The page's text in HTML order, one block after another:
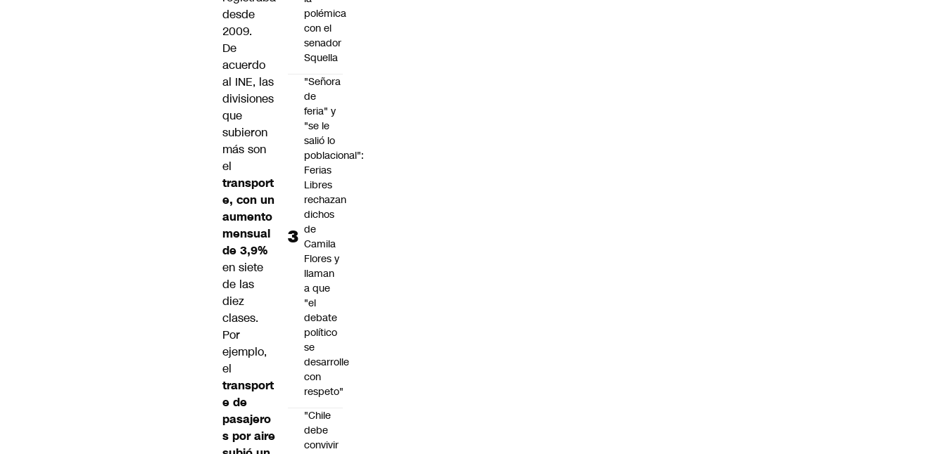
desde
2009.
De
acuerdo
al INE, las
divisiones
que
subieron
más son
el
transport
e, con un
aumento
mensual
de 3,9%
en siete
de las
diez
clases.
Por
ejemplo,
el
transport
e de
pasajero
s por aire
polémica
con el
senador
Squella
"Señora
de
feria" y
"se le
salió lo
poblacional":
Ferias
Libres
rechazan
dichos
de
Camila
Flores y
llaman
a que
"el
debate
político
se
desarrolle
con
respeto"
"Chile
debe
convivir